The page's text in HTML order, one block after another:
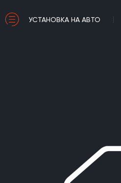
УСТАНОВКА НА АВТО